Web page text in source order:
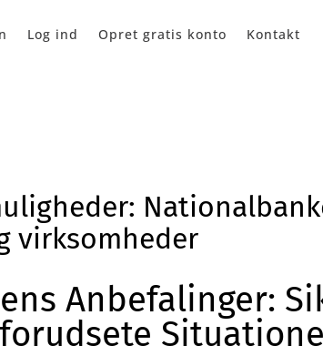
Log ind Opret gratis konto Kontakt
virksomheder
Anbefalinger: